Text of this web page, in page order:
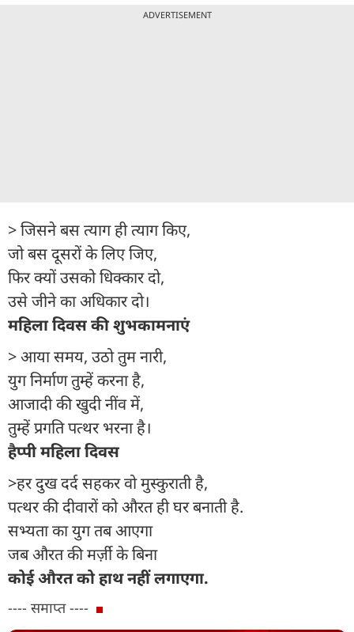
ADVERTISEMENT
> जिसने बस त्याग ही त्याग किए,
जो बस दूसरों के लिए जिए,
फिर क्यों उसको धिक्कार दो,
उसे जीने का अधिकार दो।
महिला दिवस की शुभकामनाएं
> आया समय, उठो तुम नारी,
युग निर्माण तुम्हें करना है,
आजादी की खुदी नींव में,
तुम्हें प्रगति पत्थर भरना है।
हैप्पी महिला दिवस
>हर दुख दर्द सहकर वो मुस्कुराती है,
पत्थर की दीवारों को औरत ही घर बनाती है.
सभ्यता का युग तब आएगा
जब औरत की मर्ज़ी के बिना
कोई औरत को हाथ नहीं लगाएगा.
---- समाप्त ----